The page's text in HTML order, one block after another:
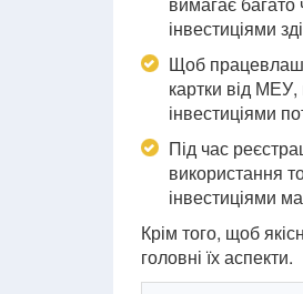
інвестиціями
Щоб
картки від
інвестиціями
Під час
використання
інвестиціями
Крім того, щоб
головні їх аспекти.